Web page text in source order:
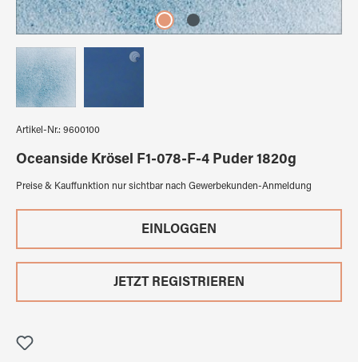
Artikel-Nr.: 9600100
Oceanside Krösel F1-078-F-4 Puder 1820g
Preise & Kauffunktion nur sichtbar nach Gewerbekunden-Anmeldung
EINLOGGEN
JETZT REGISTRIEREN